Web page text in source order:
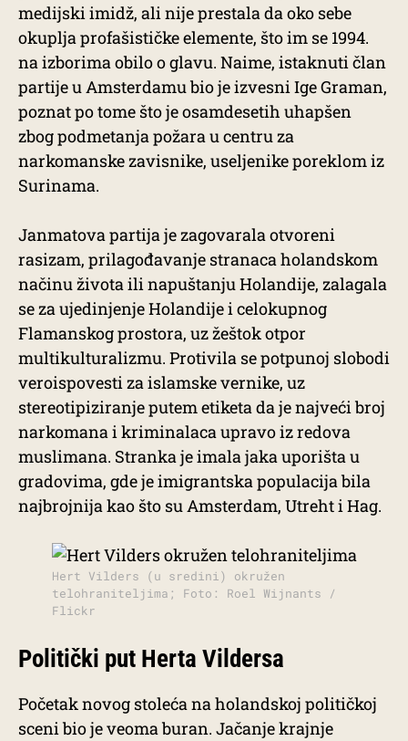
medijski imidž, ali nije prestala da oko sebe
okuplja profašističke elemente, što im se 1994.
na izborima obilo o glavu. Naime, istaknuti član
partije u Amsterdamu bio je izvesni Ige Graman,
poznat po tome što je osamdesetih uhapšen
zbog podmetanja požara u centru za
narkomanske zavisnike, useljenike poreklom iz
Surinama.
Janmatova partija je zagovarala otvoreni
rasizam, prilagođavanje stranaca holandskom
načinu života ili napuštanju Holandije, zalagala
se za ujedinjenje Holandije i celokupnog
Flamanskog prostora, uz žeštok otpor
multikulturalizmu. Protivila se potpunoj slobodi
veroispovesti za islamske vernike, uz
stereotipiziranje putem etiketa da je najveći broj
narkomana i kriminalaca upravo iz redova
muslimana. Stranka je imala jaka uporišta u
gradovima, gde je imigrantska populacija bila
najbrojnija kao što su Amsterdam, Utreht i Hag.
Hert Vilders (u sredini) okružen
telohraniteljima; Foto: Roel Wijnants /
Flickr
Politički put Herta Vildersa
Početak novog stoleća na holandskoj političkoj
sceni bio je veoma buran. Jačanje krajnje